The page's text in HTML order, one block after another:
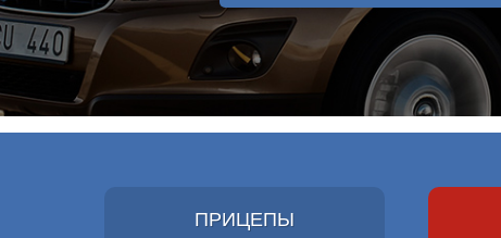
ПРИЦЕПЫ